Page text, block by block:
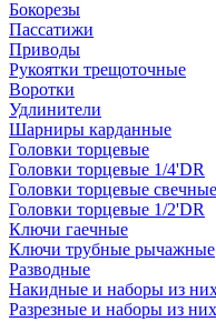
Бокорезы
Пассатижи
Приводы
Рукоятки трещоточные
Воротки
Удлинители
Шарниры карданные
Головки торцевые
Головки торцевые 1/4'DR
Головки торцевые свечные
Головки торцевые 1/2'DR
Ключи гаечные
Ключи трубные рычажные
Разводные
Накидные и наборы из
Разрезные и наборы из них